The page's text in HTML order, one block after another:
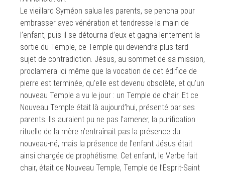
Le vieillard Syméon salua les parents, se pencha pour
embrasser avec vénération et tendresse la main de
l’enfant, puis il se détourna d’eux et gagna lentement la
sortie du Temple, ce Temple qui deviendra plus tard
sujet de contradiction. Jésus, au sommet de sa mission,
proclamera ici même que la vocation de cet édifice de
pierre est terminée, qu’elle est devenu obsolète, et qu’un
nouveau Temple a vu le jour : un Temple de chair. Et ce
Nouveau Temple était là aujourd’hui, présenté par ses
parents. Ils auraient pu ne pas l’amener, la purification
rituelle de la mère n’entraînait pas la présence du
nouveau-né, mais la présence de l’enfant Jésus était
ainsi chargée de prophétisme. Cet enfant, le Verbe fait
chair, était ce Nouveau Temple, Temple de l’Esprit-Saint